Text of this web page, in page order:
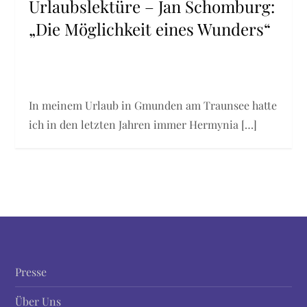
Urlaubslektüre – Jan Schomburg:
„Die Möglichkeit eines Wunders“
In meinem Urlaub in Gmunden am Traunsee hatte
ich in den letzten Jahren immer Hermynia […]
Presse
Über Uns